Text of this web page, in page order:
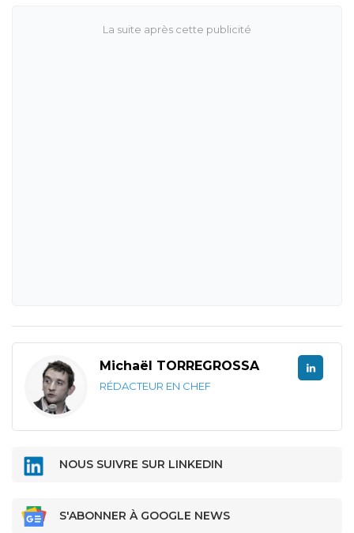
Michaël TORREGROSSA
RÉDACTEUR EN CHEF
NOUS SUIVRE SUR LINKEDIN
S'ABONNER À GOOGLE NEWS